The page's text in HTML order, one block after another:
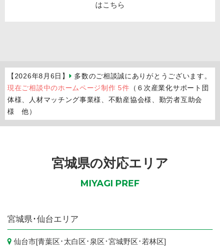
【2026年8月6日】
多数のご相談誠にありがとうございます。
現在ご相談中のホームページ制作 5件 （６次産業化サポート団
体様、人材マッチング事業様、不動産協会様、勤労者互助会
様 他）
宮城県の対応エリア
MIYAGI PREF
宮城県 ･仙台エリア
仙台市[青葉区･ 太白区･ 泉区･宮城野区･ 若林区]